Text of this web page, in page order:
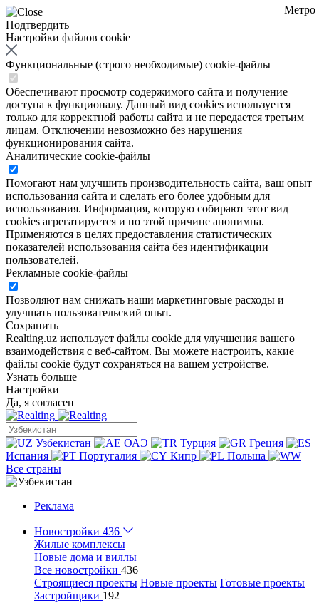
Подтвердить
Настройки файлов cookie
Функциональные (строго необходимые) cookie-файлы
Обеспечивают просмотр содержимого сайта и получение
доступа к функционалу. Данный вид cookies используется
только для корректной работы сайта и не передается третьим
лицам. Отключении невозможно без нарушения
функционирования сайта.
Аналитические cookie-файлы
Помогают нам улучшить производительность сайта, ваш опыт
использования сайта и сделать его более удобным для
использования. Информация, которую собирают этот вид
cookies агрегатируется и по этой причине анонимна.
Применяются в целях предоставления статистических
показателей использования сайта без идентификации
пользователей.
Рекламные cookie-файлы
Позволяют нам снижать наши маркетинговые расходы и
улучшать пользовательский опыт.
Сохранить
Realting.uz использует файлы cookie для улучшения вашего
взаимодействия с веб-сайтом. Вы можете настроить, какие
файлы cookie будут сохраняться на вашем устройстве.
Узнать больше
Настройки
Да, я согласен
Узбекистан ОАЭ Турция
Греция
Испания
Португалия Кипр
Польша
Все страны
Реклама
Новостройки 436
Жилые комплексы
Новые дома и виллы
Все новостройки 436
Строящиеся проекты Новые проекты Готовые проекты
Застройщики 192
Метро